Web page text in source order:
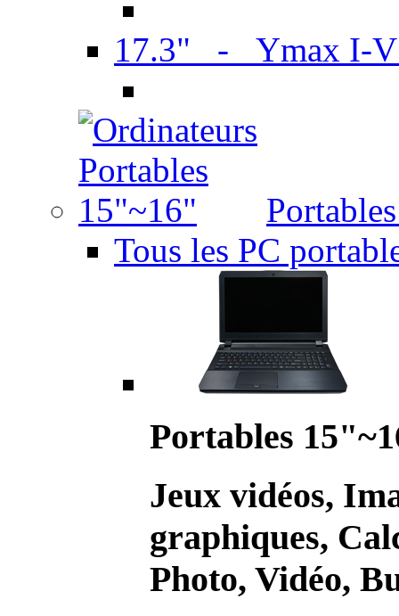
17.3" - Ymax I-
Tous les PC
Portables
Jeux vidéos,
graphiques,
Photo, Vidéo,